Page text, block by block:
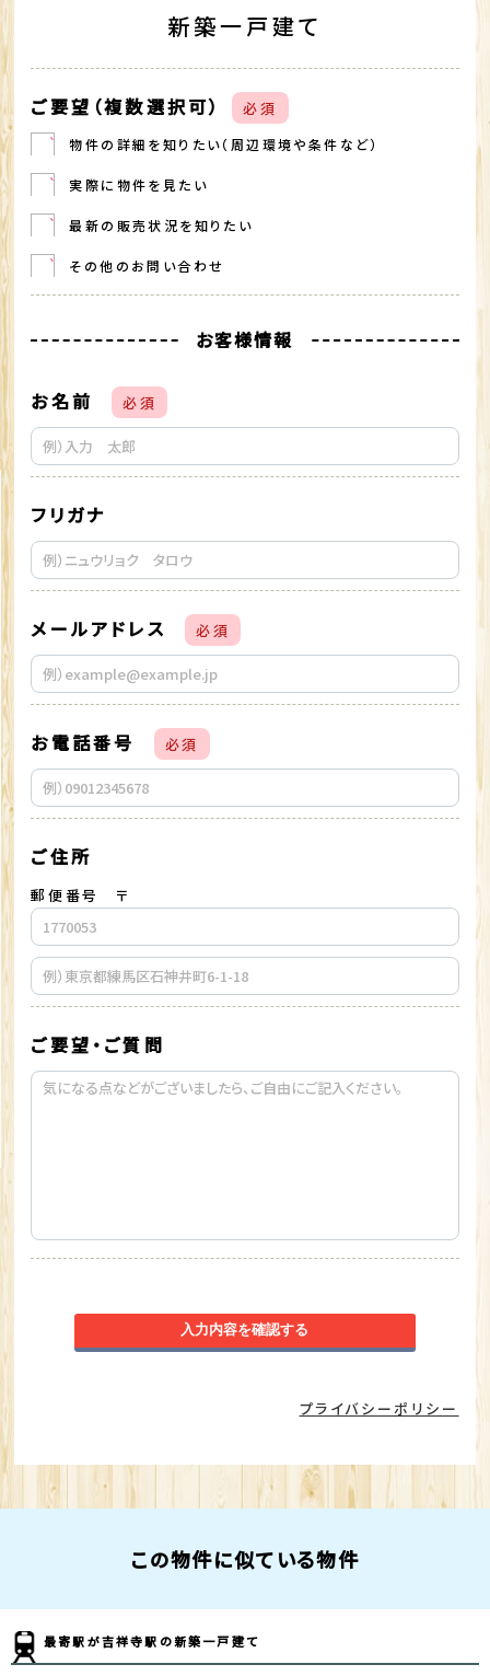
新築一戸建て
ご要望（複数選択可） 必須
物件の詳細を知りたい（周辺環境や条件など）
実際に物件を見たい
最新の販売状況を知りたい
その他のお問い合わせ
お客様情報
お名前 必須
フリガナ
メールアドレス 必須
お電話番号 必須
ご住所
郵便番号 〒
ご要望・ご質問
入力内容を確認する
プライバシーポリシー
この物件に似ている物件
最寄駅が吉祥寺駅の新築一戸建て